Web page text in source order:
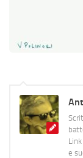
e